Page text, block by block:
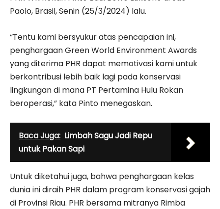
Paolo, Brasil, Senin (25/3/2024) lalu.
“Tentu kami bersyukur atas pencapaian ini,
penghargaan Green World Environment Awards
yang diterima PHR dapat memotivasi kami untuk
berkontribusi lebih baik lagi pada konservasi
lingkungan di mana PT Pertamina Hulu Rokan
beroperasi,” kata Pinto menegaskan.
Baca Juga: Limbah Sagu Jadi Repu
untuk Pakan Sapi
Untuk diketahui juga, bahwa penghargaan kelas
dunia ini diraih PHR dalam program konservasi gajah
di Provinsi Riau. PHR bersama mitranya Rimba